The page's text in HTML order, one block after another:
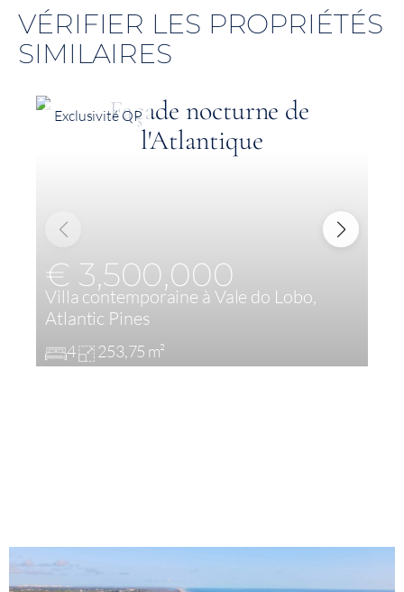
VÉRIFIER LES PROPRIÉTÉS
SIMILAIRES
€ 3,500,000
Villa contemporaine à Vale do Lobo,
Atlantic Pines
4 253,75 m²
Exclusivité QP